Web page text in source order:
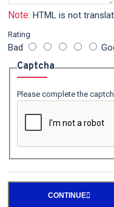
Note: HTML is not
Rating
Bad
Captcha
Please complete the
CONTINUE